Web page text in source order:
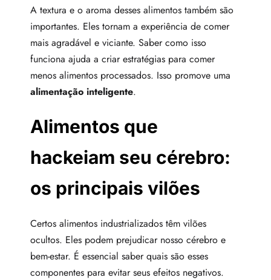
A textura e o aroma desses alimentos também são
importantes. Eles tornam a experiência de comer
mais agradável e viciante. Saber como isso
funciona ajuda a criar estratégias para comer
menos alimentos processados. Isso promove uma
alimentação inteligente.
Alimentos que
hackeiam seu cérebro:
os principais vilões
Certos alimentos industrializados têm vilões
ocultos. Eles podem prejudicar nosso cérebro e
bem-estar. É essencial saber quais são esses
componentes para evitar seus efeitos negativos.